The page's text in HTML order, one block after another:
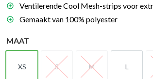
Ventilerende Cool Mesh-strips voor
Gemaakt van 100% polyester
MAAT
XS
XS
S
S
M
M
L
L